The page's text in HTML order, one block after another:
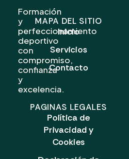
Formación
y
perfeccionamiento
deportivo
con
compromiso,
confianza
y
excelencia.
MAPA DEL SITIO
Inicio
Servicios
Contacto
PAGINAS LEGALES
Política de
Privacidad y
Cookies